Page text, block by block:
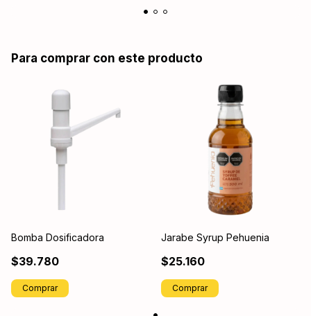
Para comprar con este producto
Bomba Dosificadora
$39.780
Comprar
Jarabe Syrup Pehuenia
$25.160
Comprar